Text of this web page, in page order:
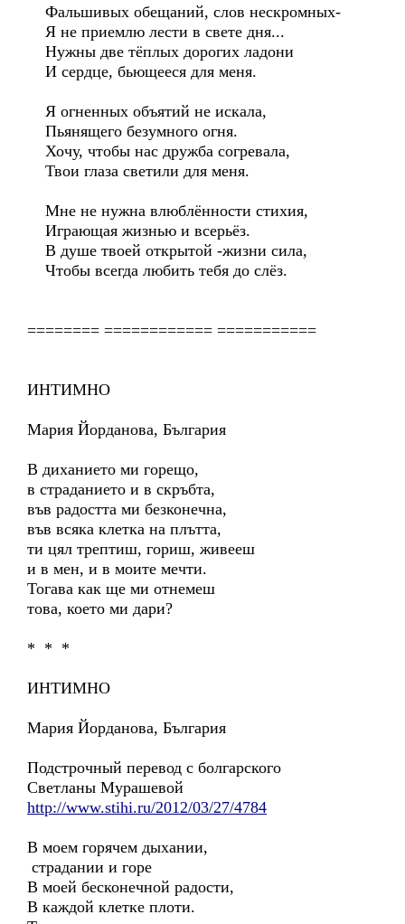
Фальшивых обещаний, слов нескромных-
Я не приемлю лести в свете дня...
Нужны две тёплых дорогих ладони
И сердце, бьющееся для меня.
Я огненных объятий не искала,
Пьянящего безумного огня.
Хочу, чтобы нас дружба согревала,
Твои глаза светили для меня.
Мне не нужна влюблённости стихия,
Играющая жизнью и всерьёз.
В душе твоей открытой -жизни сила,
Чтобы всегда любить тебя до слёз.
======== ============ ===========
ИНТИМНО
Мария Йорданова, България
В диханието ми горещо,
в страданието и в скръбта,
във радостта ми безконечна,
във всяка клетка на плътта,
ти цял трептиш, гориш, живееш
и в мен, и в моите мечти.
Тогава как ще ми отнемеш
това, което ми дари?
* * *
ИНТИМНО
Мария Йорданова, България
Подстрочный перевод с болгарского
Светланы Мурашевой
http://www.stihi.ru/2012/03/27/4784
В моем горячем дыхании,
страдании и горе
В моей бесконечной радости,
В каждой клетке плоти.